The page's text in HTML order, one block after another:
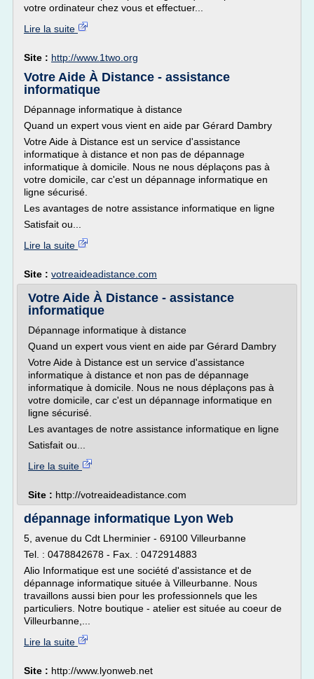
votre ordinateur chez vous et effectuer...
Lire la suite
Site : http://www.1two.org
Votre Aide À Distance - assistance
informatique
Dépannage informatique à distance
Quand un expert vous vient en aide par Gérard Dambry
Votre Aide à Distance est un service d'assistance
informatique à distance et non pas de dépannage
informatique à domicile. Nous ne nous déplaçons pas à
votre domicile, car c'est un dépannage informatique en
ligne sécurisé.
Les avantages de notre assistance informatique en ligne
Satisfait ou...
Lire la suite
Site : votreaideadistance.com
Votre Aide À Distance - assistance
informatique
Dépannage informatique à distance
Quand un expert vous vient en aide par Gérard Dambry
Votre Aide à Distance est un service d'assistance
informatique à distance et non pas de dépannage
informatique à domicile. Nous ne nous déplaçons pas à
votre domicile, car c'est un dépannage informatique en
ligne sécurisé.
Les avantages de notre assistance informatique en ligne
Satisfait ou...
Lire la suite
Site : http://votreaideadistance.com
dépannage informatique Lyon Web
5, avenue du Cdt Lherminier - 69100 Villeurbanne
Tel. : 0478842678 - Fax. : 0472914883
Alio Informatique est une société d'assistance et de
dépannage informatique située à Villeurbanne. Nous
travaillons aussi bien pour les professionnels que les
particuliers. Notre boutique - atelier est située au coeur de
Villeurbanne,...
Lire la suite
Site : http://www.lyonweb.net